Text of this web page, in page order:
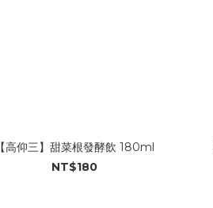
【高仰三】甜菜根發酵飲 180ml
NT$180